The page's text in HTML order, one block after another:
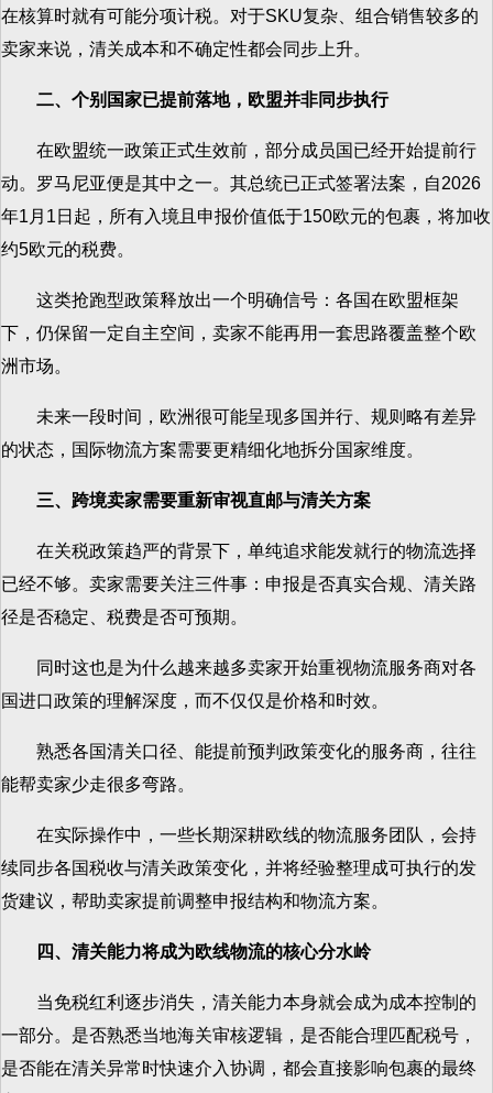
在核算时就有可能分项计税。对于SKU复杂、组合销售较多的
卖家来说，清关成本和不确定性都会同步上升。
二、个别国家已提前落地，欧盟并非同步执行
在欧盟统一政策正式生效前，部分成员国已经开始提前行
动。罗马尼亚便是其中之一。其总统已正式签署法案，自2026
年1月1日起，所有入境且申报价值低于150欧元的包裹，将加收
约5欧元的税费。
这类抢跑型政策释放出一个明确信号：各国在欧盟框架
下，仍保留一定自主空间，卖家不能再用一套思路覆盖整个欧
洲市场。
未来一段时间，欧洲很可能呈现多国并行、规则略有差异
的状态，国际物流方案需要更精细化地拆分国家维度。
三、跨境卖家需要重新审视直邮与清关方案
在关税政策趋严的背景下，单纯追求能发就行的物流选择
已经不够。卖家需要关注三件事：申报是否真实合规、清关路
径是否稳定、税费是否可预期。
同时这也是为什么越来越多卖家开始重视物流服务商对各
国进口政策的理解深度，而不仅仅是价格和时效。
熟悉各国清关口径、能提前预判政策变化的服务商，往往
能帮卖家少走很多弯路。
在实际操作中，一些长期深耕欧线的物流服务团队，会持
续同步各国税收与清关政策变化，并将经验整理成可执行的发
货建议，帮助卖家提前调整申报结构和物流方案。
四、清关能力将成为欧线物流的核心分水岭
当免税红利逐步消失，清关能力本身就会成为成本控制的
一部分。是否熟悉当地海关审核逻辑，是否能合理匹配税号，
是否能在清关异常时快速介入协调，都会直接影响包裹的最终